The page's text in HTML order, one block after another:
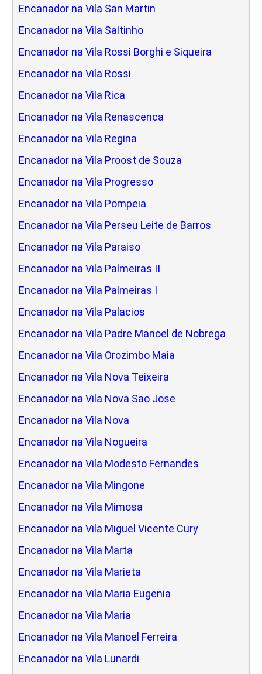
Encanador na Vila San Martin
Encanador na Vila Saltinho
Encanador na Vila Rossi Borghi e Siqueira
Encanador na Vila Rossi
Encanador na Vila Rica
Encanador na Vila Renascenca
Encanador na Vila Regina
Encanador na Vila Proost de Souza
Encanador na Vila Progresso
Encanador na Vila Pompeia
Encanador na Vila Perseu Leite de Barros
Encanador na Vila Paraiso
Encanador na Vila Palmeiras II
Encanador na Vila Palmeiras I
Encanador na Vila Palacios
Encanador na Vila Padre Manoel de Nobrega
Encanador na Vila Orozimbo Maia
Encanador na Vila Nova Teixeira
Encanador na Vila Nova Sao Jose
Encanador na Vila Nova
Encanador na Vila Nogueira
Encanador na Vila Modesto Fernandes
Encanador na Vila Mingone
Encanador na Vila Mimosa
Encanador na Vila Miguel Vicente Cury
Encanador na Vila Marta
Encanador na Vila Marieta
Encanador na Vila Maria Eugenia
Encanador na Vila Maria
Encanador na Vila Manoel Ferreira
Encanador na Vila Lunardi